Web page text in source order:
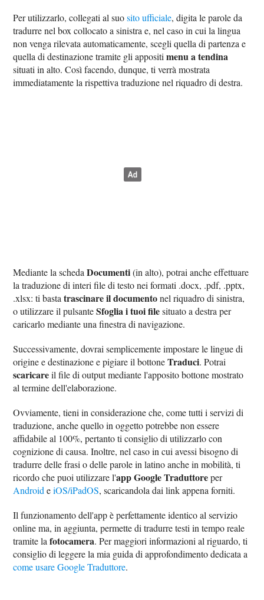
Per utilizzarlo, collegati al suosito ufficiale, digita le parole da
tradurre nel box collocato a sinistra e, nel caso in cui la lingua
non venga rilevata automaticamente, scegli quella di partenza e
quella di destinazione tramite gli appositimenu a tendina
situati in alto. Così facendo, dunque, ti verrà mostrata
immediatamente la rispettiva traduzione nel riquadro di destra.
Mediante la schedaDocumenti(in alto), potrai anche effettuare
la traduzione di interi file di testo nei formati .docx, .pdf, .pptx,
.xlsx: ti bastatrascinare il documentonel riquadro di sinistra,
o utilizzare il pulsanteSfoglia i tuoi filesituato a destra per
caricarlo mediante una finestra di navigazione.
Successivamente, dovrai semplicemente impostare le lingue di
origine e destinazione e pigiare il bottoneTraduci. Potrai
scaricareil file di output mediante l'apposito bottone mostrato
al termine dell'elaborazione.
Ovviamente, tieni in considerazione che, come tutti i servizi di
traduzione, anche quello in oggetto potrebbe non essere
affidabile al 100%, pertanto ti consiglio di utilizzarlo con
cognizione di causa. Inoltre, nel caso in cui avessi bisogno di
tradurre delle frasi o delle parole in latino anche in mobilità, ti
ricordo che puoi utilizzare l'app Google Traduttoreper
Android eiOS/iPadOS, scaricandola dai link appena forniti.
Il funzionamento dell'app è perfettamente identico al servizio
online ma, in aggiunta, permette di tradurre testi in tempo reale
tramite lafotocamera. Per maggiori informazioni al riguardo, ti
consiglio di leggere la mia guida di approfondimento dedicata a
come usare Google Traduttore.